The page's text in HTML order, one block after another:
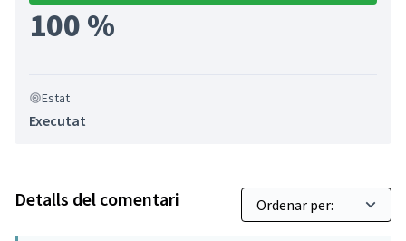
100 %
Estat
Executat
Detalls del comentari